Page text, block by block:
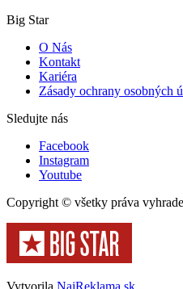
Big Star
O Nás
Kontakt
Kariéra
Zásady ochrany osobných
Sledujte nás
Facebook
Instagram
Youtube
Copyright © všetky práva
Vytvorila NajReklama.sk